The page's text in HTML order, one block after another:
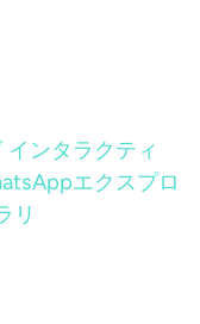
インタラクティ
エクスプロ
リ